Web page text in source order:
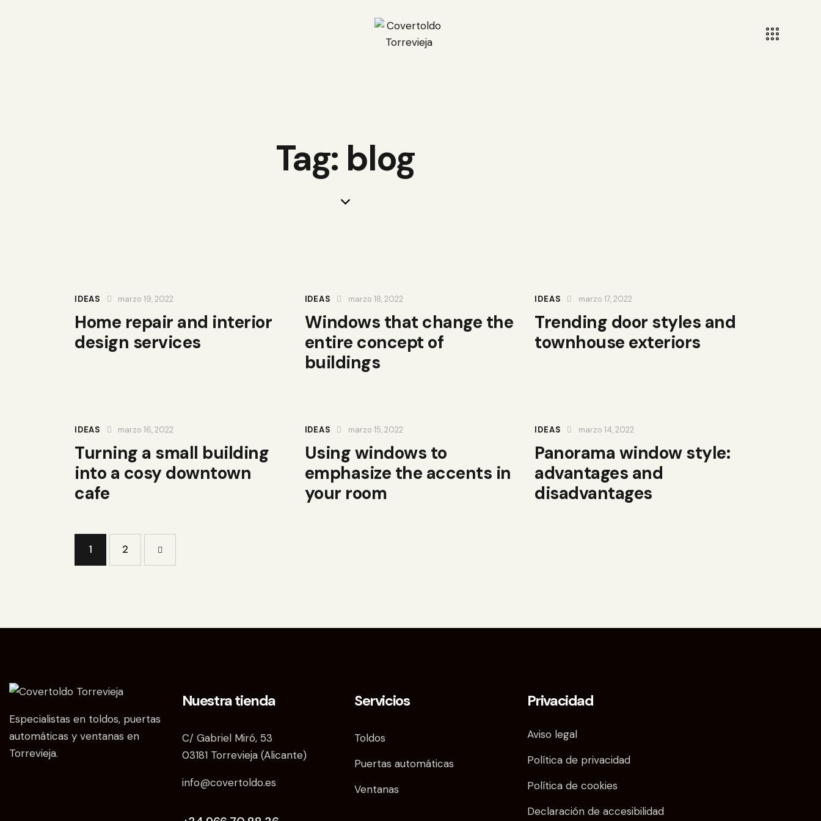
Tag: blog
IDEAS marzo 19, 2022
Home repair and interior
design services
IDEAS marzo 18, 2022
Windows that change the
entire concept of
buildings
IDEAS marzo 17, 2022
Trending door styles and
townhouse exteriors
IDEAS marzo 16, 2022
Turning a small building
into a cosy downtown
cafe
IDEAS marzo 15, 2022
Using windows to
emphasize the accents in
your room
IDEAS marzo 14, 2022
Panorama window style:
advantages and
disadvantages
1 2
Especialistas en toldos, puertas
automáticas y ventanas en
Torrevieja.
Nuestra tienda
C/ Gabriel Miró, 53
03181 Torrevieja (Alicante)
info@covertoldo.es
Servicios
Toldos
Puertas automáticas
Ventanas
Privacidad
Aviso legal
Política de privacidad
Política de cookies
Declaración de accesibilidad